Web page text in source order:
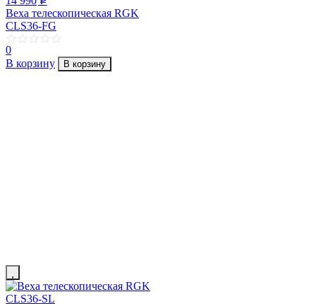
Веха телескопическая RGK
CLS36-FG
0
В корзину
В корзину